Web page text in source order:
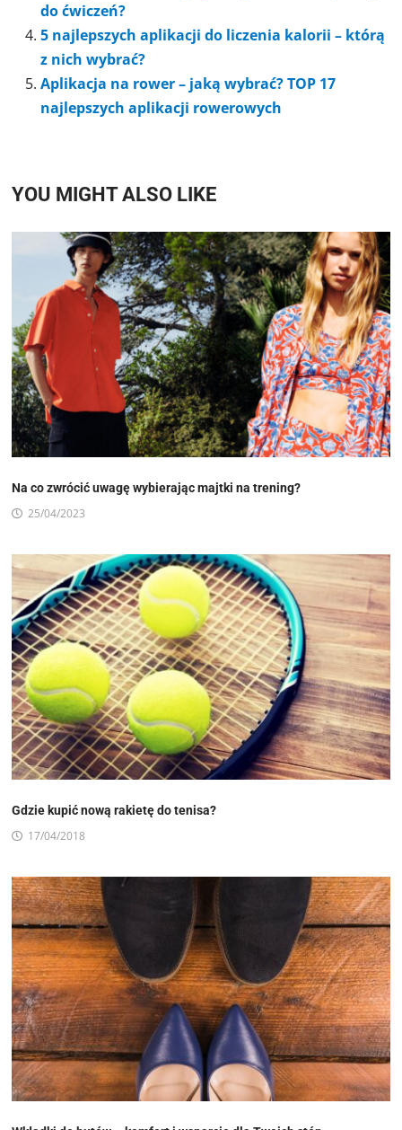
do ćwiczeń?
5 najlepszych aplikacji do liczenia kalorii – którą
z nich wybrać?
Aplikacja na rower – jaką wybrać? TOP 17
najlepszych aplikacji rowerowych
YOU MIGHT ALSO LIKE
Na co zwrócić uwagę wybierając majtki na trening?
25/04/2023
Gdzie kupić nową rakietę do tenisa?
17/04/2018